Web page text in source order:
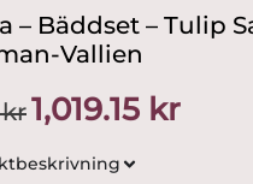
– Bäddset – Tulip
Vallien
kr Det
ursprungliga
priset
1,019.15 krDet